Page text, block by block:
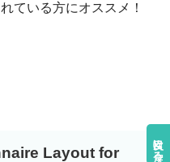
目次に戻る
ている方にオススメ！
Layout for